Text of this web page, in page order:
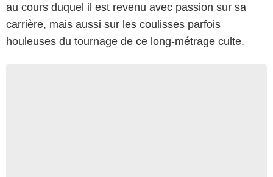
au cours duquel il est revenu avec passion sur sa
carrière, mais aussi sur les coulisses parfois
houleuses du tournage de ce long-métrage culte.